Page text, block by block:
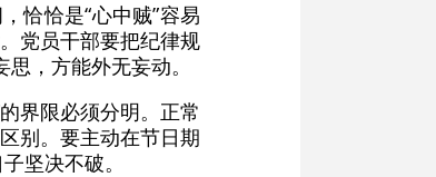
恰恰是“心中贼”容易
党员干部要把纪律规
，方能外无妄动。
界限必须分明。正常
别。要主动在节日期
坚决不破。